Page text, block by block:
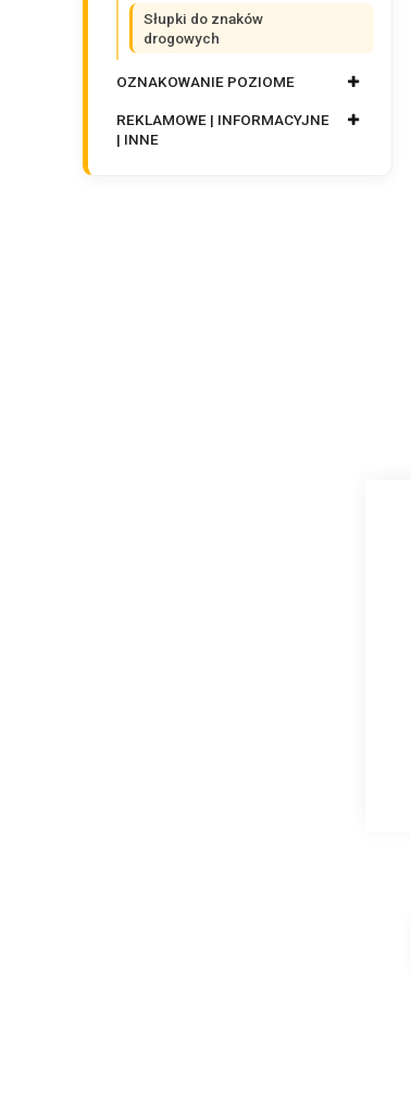
Słupki do znaków
drogowych
OZNAKOWANIE POZIOME
REKLAMOWE | INFORMACYJNE
| INNE